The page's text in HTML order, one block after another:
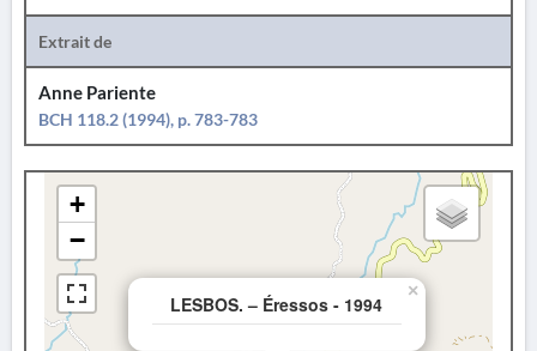
Extrait de
Anne Pariente
BCH 118.2 (1994), p. 783-783
LESBOS. – Éressos - 1994
×
+
−